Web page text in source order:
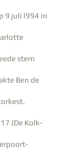
9 juli l994 in
stem
Ben de
(De Kolk-